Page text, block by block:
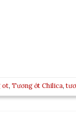
ot,Tương ớt Chilica,